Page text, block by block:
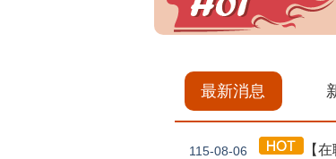
最新消息
115-08-06 【